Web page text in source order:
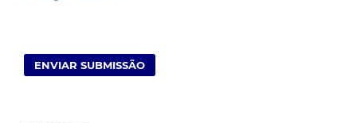
ENVIAR SUBMISSÃO